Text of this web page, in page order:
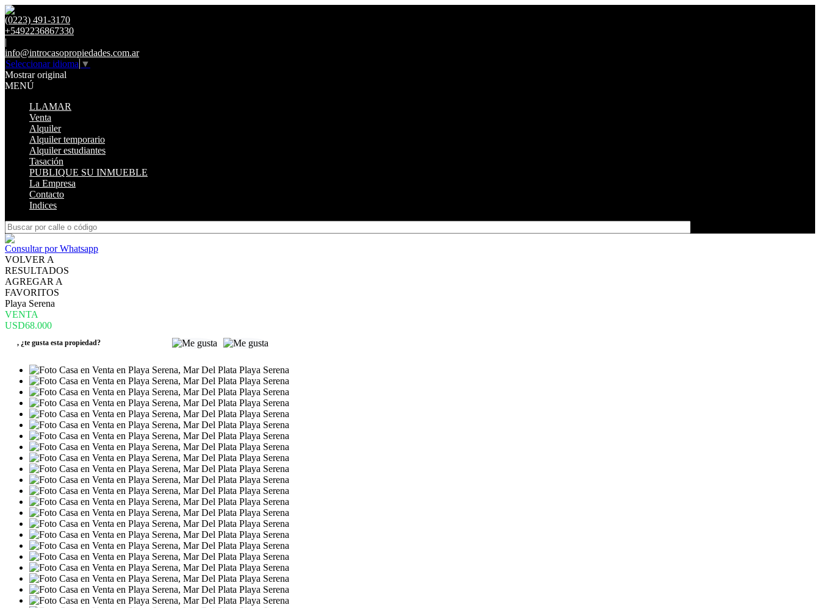
(0223) 491-3170
+5492236867330
|
info@introcasopropiedades.com.ar
Seleccionar idioma ▼
Mostrar original
MENÚ
LLAMAR
Venta
Alquiler
Alquiler temporario
Alquiler estudiantes
Tasación
PUBLIQUE SU INMUEBLE
La Empresa
Contacto
Indices
Consultar por Whatsapp
VOLVER A
RESULTADOS
AGREGAR A
FAVORITOS
Playa Serena
VENTA
USD68.000
, ¿te gusta esta propiedad?